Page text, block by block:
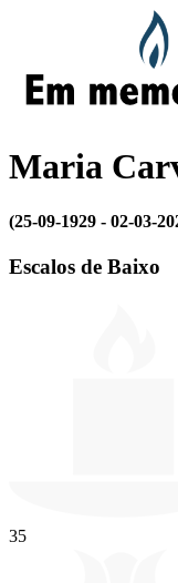
Maria
(25-09-1929 - 02-03-
Escalos de Baixo
35